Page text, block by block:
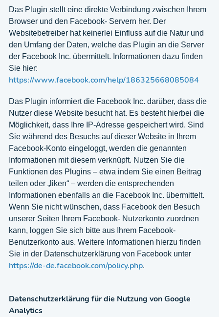
Das Plugin stellt eine direkte Verbindung zwischen Ihrem
Browser und den Facebook- Servern her. Der
Websitebetreiber hat keinerlei Einfluss auf die Natur und
den Umfang der Daten, welche das Plugin an die Server
der Facebook Inc. übermittelt. Informationen dazu finden
Sie hier:
https://www.facebook.com/help/186325668085084
Das Plugin informiert die Facebook Inc. darüber, dass die
Nutzer diese Website besucht hat. Es besteht hierbei die
Möglichkeit, dass Ihre IP-Adresse gespeichert wird. Sind
Sie während des Besuchs auf dieser Website in Ihrem
Facebook-Konto eingeloggt, werden die genannten
Informationen mit diesem verknüpft. Nutzen Sie die
Funktionen des Plugins – etwa indem Sie einen Beitrag
teilen oder „liken“ – werden die entsprechenden
Informationen ebenfalls an die Facebook Inc. übermittelt.
Wenn Sie nicht wünschen, dass Facebook den Besuch
unserer Seiten Ihrem Facebook- Nutzerkonto zuordnen
kann, loggen Sie sich bitte aus Ihrem Facebook-
Benutzerkonto aus. Weitere Informationen hierzu finden
Sie in der Datenschutzerklärung von Facebook unter
https://de-de.facebook.com/policy.php.
Datenschutzerklärung für die Nutzung von Google
Analytics